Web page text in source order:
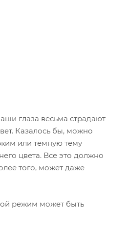
глаза весьма страдают
Казалось бы, можно
или темную тему
цвета. Все это должно
того, может даже
режим может быть